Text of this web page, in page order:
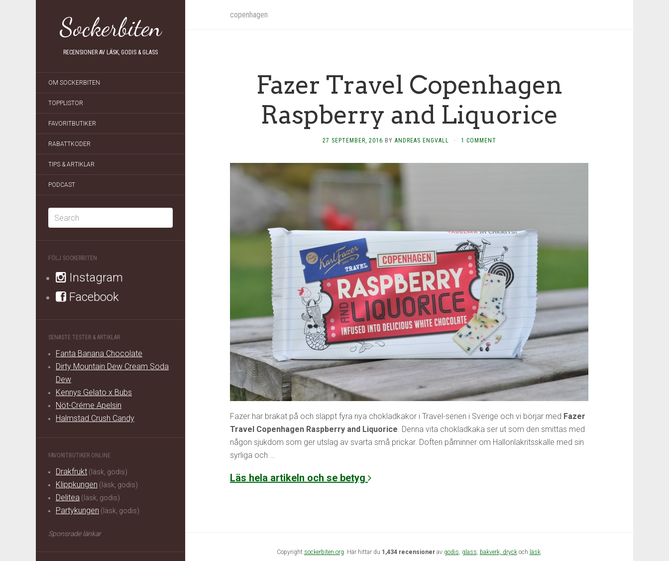
Sockerbiten
RECENSIONER AV LÄSK, GODIS & GLASS
OM SOCKERBITEN
TOPPLISTOR
FAVORITBUTIKER
RABATTKODER
TIPS & ARTIKLAR
PODCAST
FÖLJ SOCKERBITEN
Instagram
Facebook
SENASTE TESTER & ARTIKLAR
Fanta Banana Chocolate
Dirty Mountain Dew Cream Soda
Dew
Kennys Gelato x Bubs
Nöt-Créme Apelsin
Halmstad Crush Candy
FAVORITBUTIKER ONLINE
Drakfrukt (läsk, godis)
Klippkungen (läsk, godis)
Delitea (läsk, godis)
Partykungen (läsk, godis)
Sponsrade länkar
copenhagen
Fazer Travel Copenhagen
Raspberry and Liquorice
27 SEPTEMBER, 2016 BY ANDREAS ENGVALL · 1 COMMENT
Fazer har brakat på och släppt fyra nya chokladkakor i Travel-serien i Sverige och vi börjar med Fazer
Travel Copenhagen Raspberry and Liquorice. Denna vita chokladkaka ser ut som den smittas med
någon sjukdom som ger utslag av svarta små prickar. Doften påminner om Hallonlakritsskalle med sin
syrliga och …
Läs hela artikeln och se betyg
Copyright sockerbiten.org. Här hittar du 1,434 recensionerav godis, glass, bakverk, dryckoch läsk.